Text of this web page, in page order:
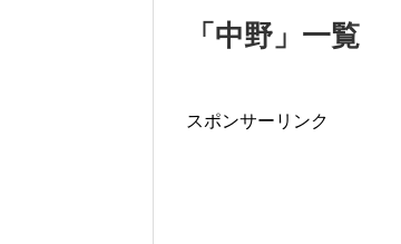
「 中野 」 一覧
スポンサーリンク